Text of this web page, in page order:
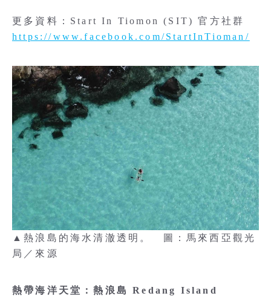
更多資料：Start In Tiomon (SIT) 官方社群
https://www.facebook.com/StartInTioman/
▲熱浪島的海水清澈透明。 圖：馬來西亞觀光
局／來源
熱帶海洋天堂：熱浪島 Redang Island